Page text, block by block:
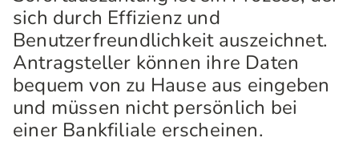
sich durch Effizienz und
Benutzerfreundlichkeit auszeichnet.
Antragsteller können ihre Daten
bequem von zu Hause aus eingeben
und müssen nicht persönlich bei
einer Bankfiliale erscheinen.